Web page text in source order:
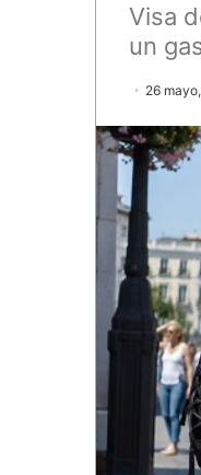
Visa
un
26